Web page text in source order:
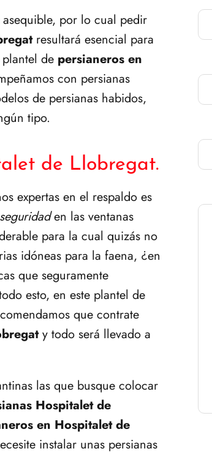
por lo cual pedir
resultará esencial para
de persianeros en
con persianas
de persianas habidos,
tipo.
de Llobregat.
expertas en el respaldo es
en las ventanas
para la cual quizás no
idóneas para la faena, ¿en
que seguramente
esto, en este plantel de
que contrate
y todo será llevado a
las que busque colocar
Hospitalet de
en Hospitalet de
instalar unas persianas